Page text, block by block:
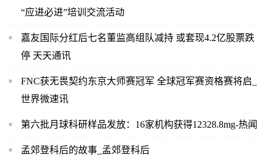
“应进必进”培训交流活动
嘉友国际分红后七名董监高组队减持 或套现4.2亿股票跌
停 天天通讯
FNC获无畏契约东京大师赛冠军 全球冠军赛资格赛将启_
世界微速讯
第六批月球科研样品发放：16家机构获得12328.8mg-热闻
孟郊登科后的故事_孟郊登科后